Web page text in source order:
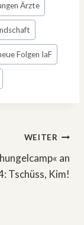
Ärzte
Folgen IaF
WEITER
an
Tschüss, Kim!